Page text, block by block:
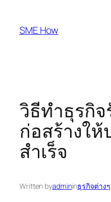
content
SME How
วิธีทำธุรกิจ
ก่อสร้างใ
สำเร็จ
Written byadmininธุรกิจต่างๆ